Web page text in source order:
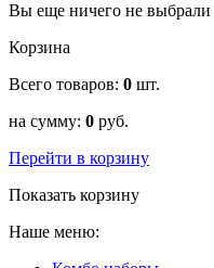
Вы еще ничего не выбрали
Корзина
Всего товаров: 0 шт.
на сумму: 0 руб.
Перейти в корзину
Показать корзину
Наше меню: